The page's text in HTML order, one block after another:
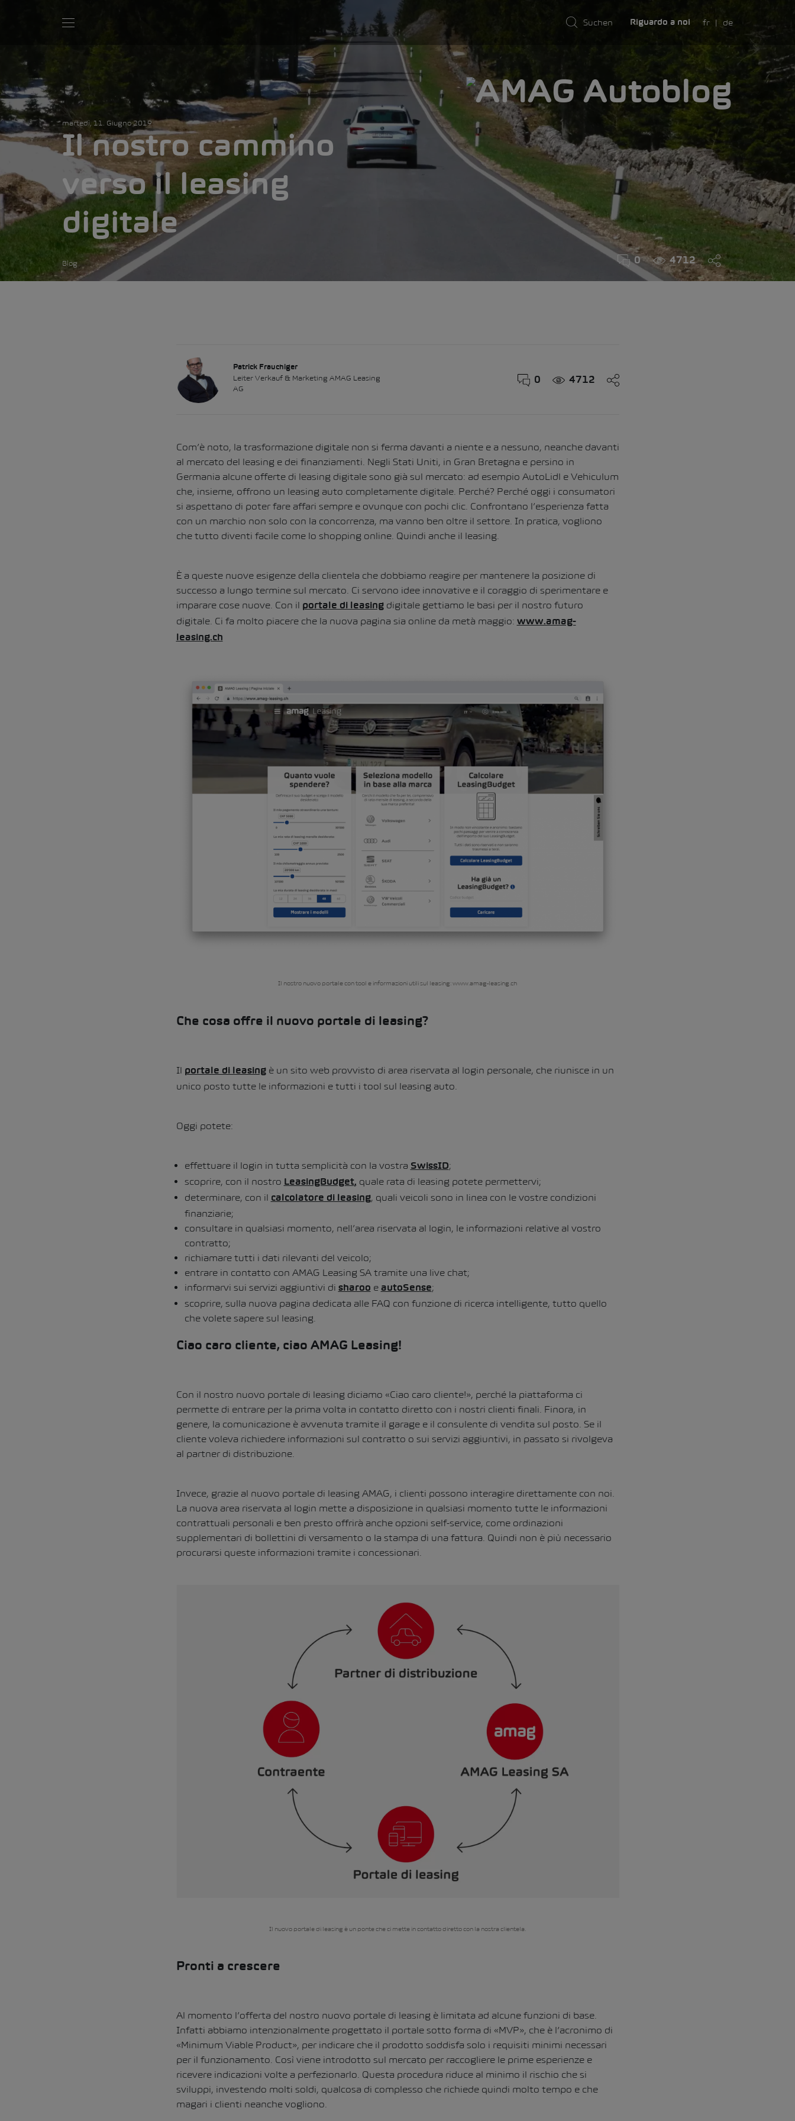
Riguardo a noi fr de
martedì, 11. Giugno 2019
Il nostro cammino
verso il leasing
digitale
Blog 0 4712
Patrick Frauchiger
Leiter Verkauf & Marketing AMAG Leasing
AG
0 4712
Com’è noto, la trasformazione digitale non si ferma davanti a niente e a nessuno, neanche davanti
al mercato del leasing e dei finanziamenti. Negli Stati Uniti, in Gran Bretagna e persino in
Germania alcune offerte di leasing digitale sono già sul mercato: ad esempio AutoLidl e Vehiculum
che, insieme, offrono un leasing auto completamente digitale. Perché? Perché oggi i consumatori
si aspettano di poter fare affari sempre e ovunque con pochi clic. Confrontano l’esperienza fatta
con un marchio non solo con la concorrenza, ma vanno ben oltre il settore. In pratica, vogliono
che tutto diventi facile come lo shopping online. Quindi anche il leasing.
È a queste nuove esigenze della clientela che dobbiamo reagire per mantenere la posizione di
successo a lungo termine sul mercato. Ci servono idee innovative e il coraggio di sperimentare e
imparare cose nuove. Con il portale di leasingdigitale gettiamo le basi per il nostro futuro
digitale. Ci fa molto piacere che la nuova pagina sia online da metà maggio: www.amag-
leasing.ch
Il nostro nuovo portale con tool e informazioni utili sul leasing: www.amag-leasing.ch
Che cosa offre il nuovo portale di leasing?
Il portale di leasingè un sito web provvisto di area riservata al login personale, che riunisce in un
unico posto tutte le informazioni e tutti i tool sul leasing auto.
Oggi potete:
effettuare il login in tutta semplicità con la vostra SwissID;
scoprire, con il nostro LeasingBudget, quale rata di leasing potete permettervi;
determinare, con il calcolatore di leasing, quali veicoli sono in linea con le vostre condizioni
finanziarie;
consultare in qualsiasi momento, nell’area riservata al login, le informazioni relative al vostro
contratto;
richiamare tutti i dati rilevanti del veicolo;
entrare in contatto con AMAG Leasing SA tramite una live chat;
informarvi sui servizi aggiuntivi di sharoo e autoSense;
scoprire, sulla nuova pagina dedicata alle FAQ con funzione di ricerca intelligente, tutto quello
che volete sapere sul leasing.
Ciao caro cliente, ciao AMAG Leasing!
Con il nostro nuovo portale di leasing diciamo «Ciao caro cliente!», perché la piattaforma ci
permette di entrare per la prima volta in contatto diretto con i nostri clienti finali. Finora, in
genere, la comunicazione è avvenuta tramite il garage e il consulente di vendita sul posto. Se il
cliente voleva richiedere informazioni sul contratto o sui servizi aggiuntivi, in passato si rivolgeva
al partner di distribuzione.
Invece, grazie al nuovo portale di leasing AMAG, i clienti possono interagire direttamente con noi.
La nuova area riservata al login mette a disposizione in qualsiasi momento tutte le informazioni
contrattuali personali e ben presto offrirà anche opzioni self-service, come ordinazioni
supplementari di bollettini di versamento o la stampa di una fattura. Quindi non è più necessario
procurarsi queste informazioni tramite i concessionari.
Il nuovo portale di leasing è un ponte che ci mette in contatto diretto con la nostra clientela.
Pronti a crescere
Al momento l’offerta del nostro nuovo portale di leasing è limitata ad alcune funzioni di base.
Infatti abbiamo intenzionalmente progettato il portale sotto forma di «MVP», che è l’acronimo di
«Minimum Viable Product», per indicare che il prodotto soddisfa solo i requisiti minimi necessari
per il funzionamento. Così viene introdotto sul mercato per raccogliere le prime esperienze e
ricevere indicazioni volte a perfezionarlo. Questa procedura riduce al minimo il rischio che si
sviluppi, investendo molti soldi, qualcosa di complesso che richiede quindi molto tempo e che
magari i clienti neanche vogliono.